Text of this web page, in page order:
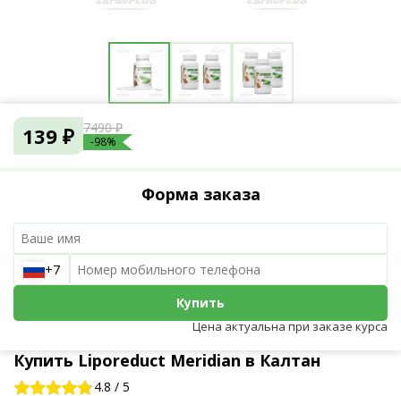
Купить Liporeduct Meridian в Калтан
4.8 / 5
139 ₽ 7490 ₽
-98%
Форма заказа
+7
Купить
Цена актуальна при заказе курса